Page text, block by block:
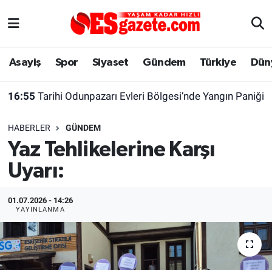
Asayiş Spor Siyaset Gündem Türkiye
16:55 Tarihi Odunpazarı Evleri Bölgesi’nde Yangın Paniği
HABERLER GÜNDEM
Yaz Tehlikelerine Karşı
Uyarı:
01.07.2026 - 14:26
YAYINLANMA
Asayiş
Gündem
Türkiye
Dünya
Sağlık
Alış-Veriş/İş dünyası
Yaşam
Eskişehirspor Arşivi
Eskişehir Arşivi
Röportaj
Ekonomi
Kültür Sanat
Eskişehir Nöbetçi Eczaneler
Süper Lig Puan Durumu ve Fikstür
Tüm Manşetler
Son Dakika Haberleri
Haber Arşivi